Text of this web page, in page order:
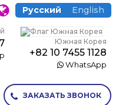
Русский English
Южная Корея
+82 10 7455 1128
WhatsApp
ЗАКАЗАТЬ ЗВОНОК